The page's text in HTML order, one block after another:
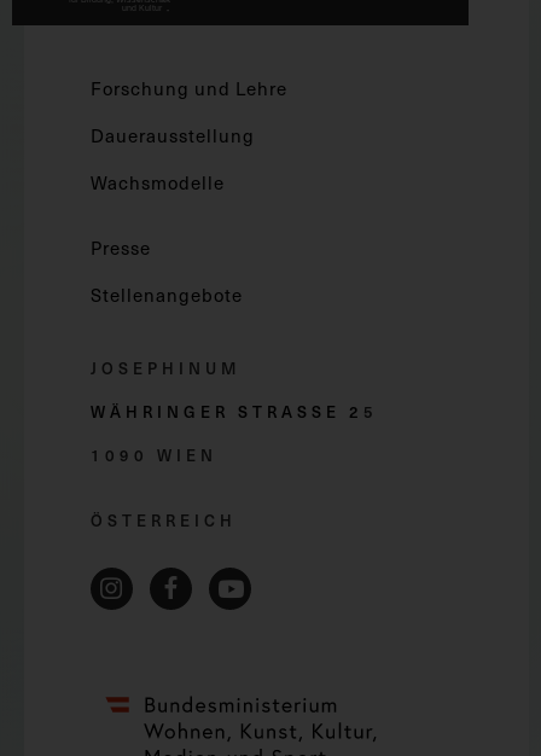
Forschung und Lehre
Dauerausstellung
Wachsmodelle
Presse
Stellenangebote
JOSEPHINUM
WÄHRINGER STRASSE 2 5
1090 WIEN
ÖSTERREICH